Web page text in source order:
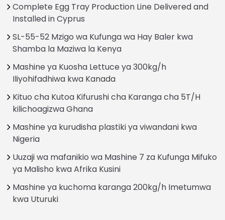
Complete Egg Tray Production Line Delivered and
Installed in Cyprus
SL-55-52 Mzigo wa Kufunga wa Hay Baler kwa
Shamba la Maziwa la Kenya
Mashine ya Kuosha Lettuce ya 300kg/h
Iliyohifadhiwa kwa Kanada
Kituo cha Kutoa Kifurushi cha Karanga cha 5T/H
kilichoagizwa Ghana
Mashine ya kurudisha plastiki ya viwandani kwa
Nigeria
Uuzaji wa mafanikio wa Mashine 7 za Kufunga Mifuko
ya Malisho kwa Afrika Kusini
Mashine ya kuchoma karanga 200kg/h Imetumwa
kwa Uturuki